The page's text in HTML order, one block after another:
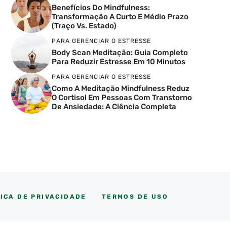
Benefícios Do Mindfulness:
Transformação A Curto E Médio Prazo
(Traço Vs. Estado)
PARA GERENCIAR O ESTRESSE
Body Scan Meditação: Guia Completo
Para Reduzir Estresse Em 10 Minutos
PARA GERENCIAR O ESTRESSE
Como A Meditação Mindfulness Reduz
O Cortisol Em Pessoas Com Transtorno
De Ansiedade: A Ciência Completa
DE PRIVACIDADE TERMOS DE USO